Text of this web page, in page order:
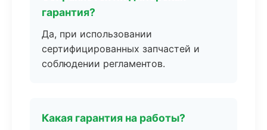
гарантия?
Да, при использовании
сертифицированных запчастей и
соблюдении регламентов.
Какая гарантия на работы?